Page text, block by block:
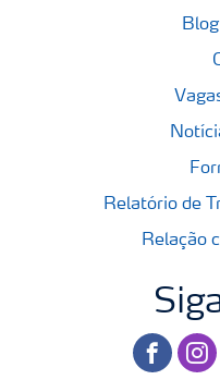
Relatório de
Relação
facebook